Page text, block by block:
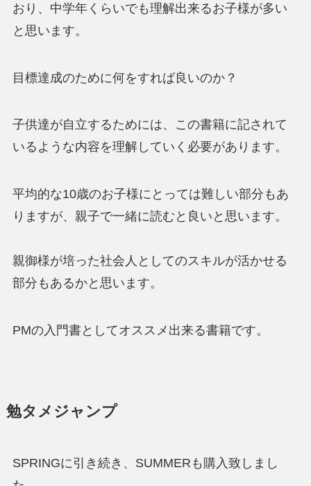
おり、中学年くらいでも理解出来るお子様が多い
と思います。
目標達成のために何をすれば良いのか？
子供達が自立するためには、この書籍に記されて
いるような内容を理解していく必要があります。
平均的な10歳のお子様にとっては難しい部分もあ
りますが、親子で一緒に読むと良いと思います。
親御様が培った社会人としてのスキルが活かせる
部分もあるかと思います。
PMの入門書としてオススメ出来る書籍です。
勉タメジャンプ
SPRINGに引き続き、SUMMERも購入致しまし